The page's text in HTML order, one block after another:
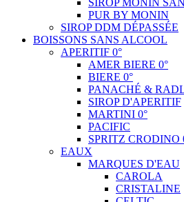
PUR BY MONIN
SIROP DDM DÉPASSÉE
BOISSONS SANS ALCOOL
APERITIF 0°
AMER BIERE 0°
BIERE 0°
PANACHÉ &
SIROP D'APERITIF
MARTINI 0°
PACIFIC
SPRITZ CRODINO
EAUX
MARQUES D'EAU
CAROLA
CRISTALINE